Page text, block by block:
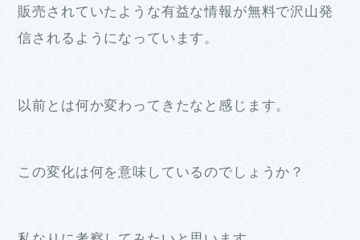
販売されていたような有益な情報が無料で沢山発
信されるようになっています。
以前とは何か変わってきたなと感じます。
この変化は何を意味しているのでしょうか？